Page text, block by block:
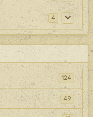
4
124
49